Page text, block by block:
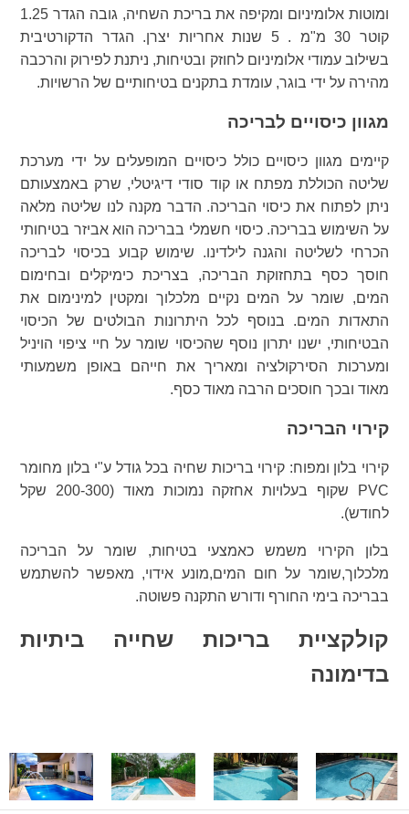
ומוטות אלומיניום ומקיפה את בריכת השחיה, גובה הגדר 1.25
קוטר 30 מ"מ . 5 שנות אחריות יצרן. הגדר הדקורטיבית
בשילוב עמודי אלומיניום לחוזק ובטיחות, ניתנת לפירוק והרכבה
מהירה על ידי בוגר, עומדת בתקנים בטיחותיים של הרשויות.
מגוון כיסויים לבריכה
קיימים מגוון כיסויים כולל כיסויים המופעלים על ידי מערכת
שליטה הכוללת מפתח או קוד סודי דיגיטלי, שרק באמצעותם
ניתן לפתוח את כיסוי הבריכה. הדבר מקנה לנו שליטה מלאה
על השימוש בבריכה. כיסוי חשמלי בבריכה הוא אביזר בטיחותי
הכרחי לשליטה והגנה לילדינו. שימוש קבוע בכיסוי לבריכה
חוסך כסף בתחזוקת הבריכה, בצריכת כימיקלים ובחימום
המים, שומר על המים נקיים מלכלוך ומקטין למינימום את
התאדות המים. בנוסף לכל היתרונות הבולטים של הכיסוי
הבטיחותי, ישנו יתרון נוסף שהכיסוי שומר על חיי ציפוי הויניל
ומערכות הסירקולציה ומאריך את חייהם באופן משמעותי
מאוד ובכך חוסכים הרבה מאוד כסף.
קירוי הבריכה
קירוי בלון ומפוח: קירוי בריכות שחיה בכל גודל ע"י בלון מחומר
PVC שקוף בעלויות אחזקה נמוכות מאוד (200-300 שקל
לחודש).
בלון הקירוי משמש כאמצעי בטיחות, שומר על הבריכה
מלכלוך,שומר על חום המים,מונע אידוי, מאפשר להשתמש
בבריכה בימי החורף ודורש התקנה פשוטה.
קולקציית בריכות שחייה ביתיות
בדימונה